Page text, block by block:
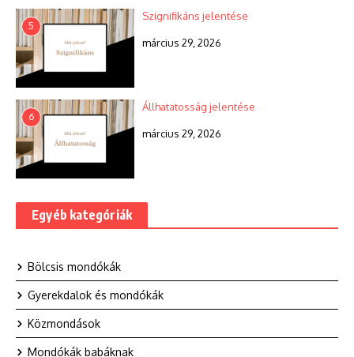
5
Szignifikáns jelentése
március 29, 2026
6
Állhatatosság jelentése
március 29, 2026
Egyéb kategóriák
Bölcsis mondókák
Gyerekdalok és mondókák
Közmondások
Mondókák babáknak